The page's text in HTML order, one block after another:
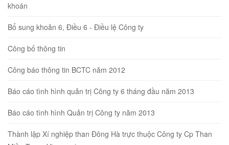
khoán
Bổ sung khoản 6, Điều 6 - Điều lệ Công ty
Công bố thông tin
Công báo thông tin BCTC năm 2012
Báo cáo tình hình quản trị Công ty 6 tháng đầu năm 2013
Báo cáo tình hình Quản trị Công ty năm 2013
Thành lập Xí nghiệp than Đông Hà trực thuộc Công ty Cp Than